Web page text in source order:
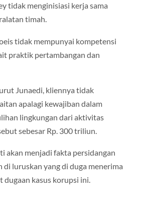
tidak menginisiasi kerja sama
timah.
tidak mempunyai kompetensi
praktik pertambangan dan
Junaedi, kliennya tidak
apalagi kewajiban dalam
lingkungan dari aktivitas
sebesar Rp. 300 triliun.
akan menjadi fakta persidangan
di luruskan yang di duga menerima
kasus korupsi ini.